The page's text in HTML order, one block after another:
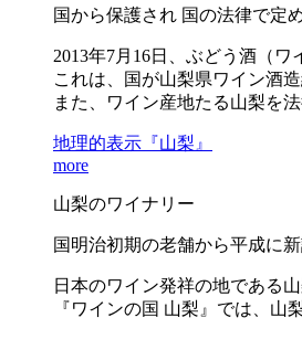
国から保護され 国の法律で定
2013年7月16日、ぶどう酒（
これは、国が山梨県ワイン酒
また、ワイン産地たる山梨を
地理的表示『山梨』
more
山梨のワイナリー
国明治初期の老舗から平成に
日本のワイン発祥の地である
『ワインの国 山梨』では、山